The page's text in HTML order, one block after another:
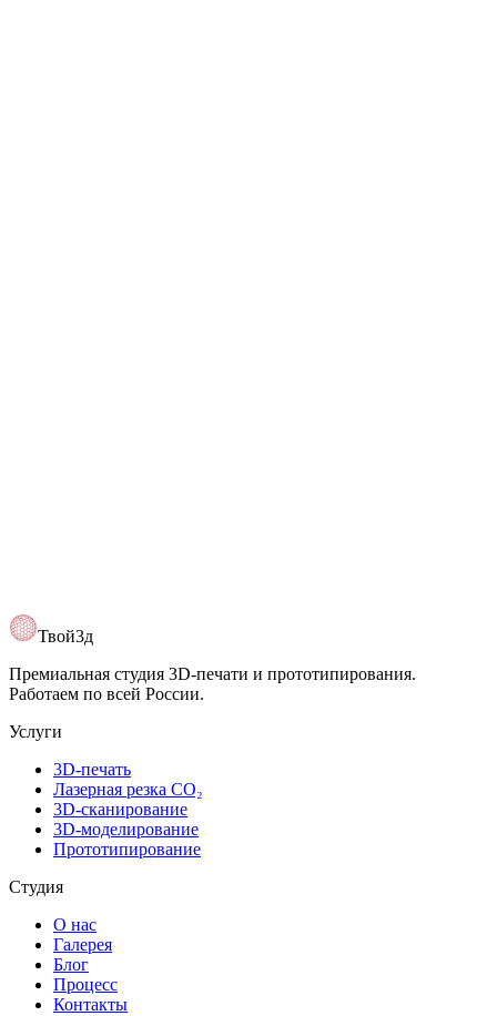
Твой3д
Премиальная студия 3D-печати и прототипирования.
Работаем по всей России.
Услуги
3D-печать
Лазерная резка CO₂
3D-сканирование
3D-моделирование
Прототипирование
Студия
О нас
Галерея
Блог
Процесс
Контакты